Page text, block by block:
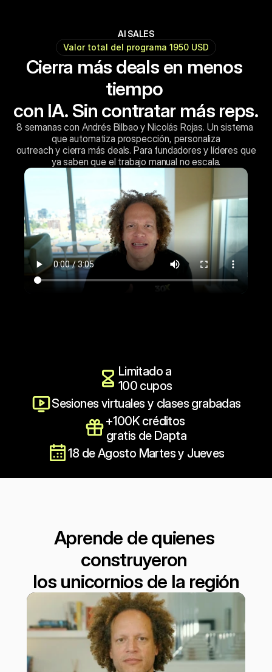
AI SALES
Valor total del programa 1950 USD
Cierra más deals en menos
tiempo
con IA. Sin contratar más reps.
8 semanas con Andrés Bilbao y Nicolás Rojas. Un sistema
que automatiza prospección, personaliza
ya saben que el trabajo manual no escala.
Limitado a
100 cupos
Sesiones virtuales y clases grabadas
+100K créditos
gratis de Dapta
18 de Agosto Martes y Jueves
Aprende de quienes
construyeron
los unicornios de la región